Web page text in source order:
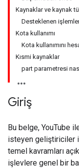
Kaynaklar ve kaynak
Desteklenen
Kota kullanımı
Kota kullanımını
Kısmi kaynaklar
part parametresi
Giriş
Bu belge, YouTube
isteyen geliştiriciler
temel kavramları
işlevlere genel bir